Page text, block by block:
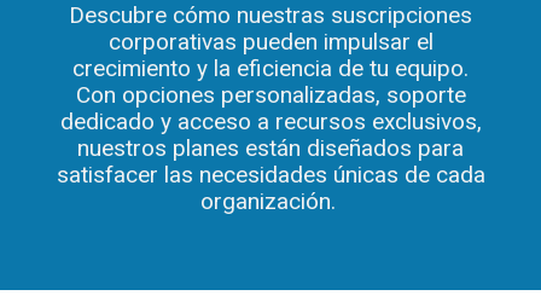
Descubre cómo nuestras suscripciones
corporativas pueden impulsar el
crecimiento y la eficiencia de tu equipo.
Con opciones personalizadas, soporte
dedicado y acceso a recursos exclusivos,
nuestros planes están diseñados para
satisfacer las necesidades únicas de cada
organización.